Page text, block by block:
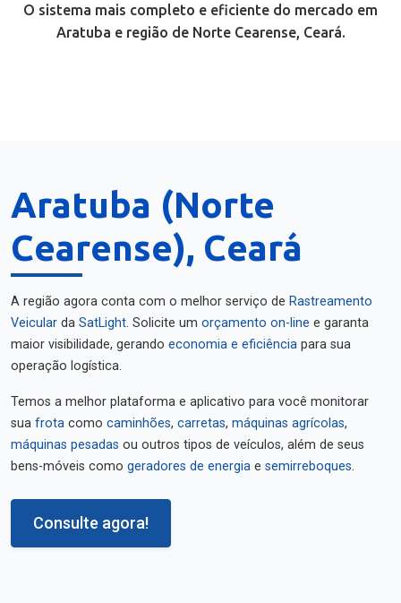
O sistema mais completo e eficiente do mercado em
Aratuba e região de Norte Cearense, Ceará.
Aratuba (Norte
Cearense), Ceará
A região agora conta com o melhor serviço de Rastreamento
Veicular da SatLight. Solicite um orçamento on-line e garanta
maior visibilidade, gerando economia e eficiência para sua
operação logística.
Temos a melhor plataforma e aplicativo para você monitorar
sua frota como caminhões, carretas, máquinas agrícolas,
máquinas pesadas ou outros tipos de veículos, além de seus
bens-móveis como geradores de energia e semirreboques.
Consulte agora!